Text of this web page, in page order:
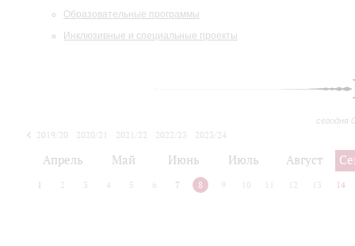
Образовательные программы
Инклюзивные и специальные проекты
сегодня
2019/20 2020/21 2021/22 2022/23
2023/24
Апрель Май Июнь Июль Август
1 2 3 4 5 6 7 8 9 10 12 13 14